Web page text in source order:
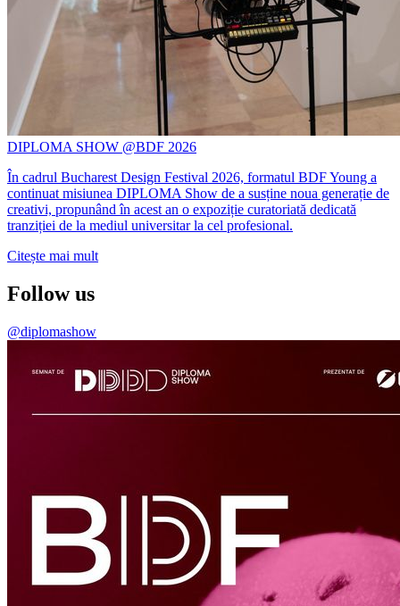
DIPLOMA SHOW @BDF 2026
În cadrul Bucharest Design Festival 2026, formatul BDF Young a
continuat misiunea DIPLOMA Show de a susține noua generație de
creativi, propunând în acest an o expoziție curatoriată dedicată
tranziției de la mediul universitar la cel profesional.
Citește mai mult
Follow us
@diplomashow